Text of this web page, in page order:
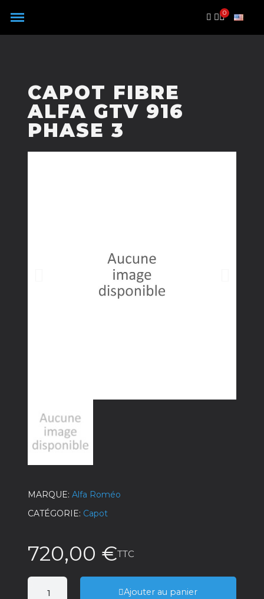
CAPOT FIBRE
ALFA GTV 916
PHASE 3
MARQUE Alfa Roméo
CATÉGORIE Capot
720,00 €TTC
Ajouter au panier